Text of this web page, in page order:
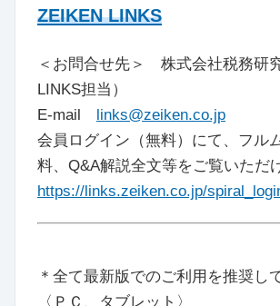
ZEIKEN LINKS
＜お問合せ先＞ 株式会社税務研
LINKS担当）
E-mail links@zeiken.co.jp
会員ログイン（無料）にて、フル
料、Q&A解説全文等をご覧いただ
https://links.zeiken.co.jp/
＊全て最新版でのご利用を推奨し
〈ＰＣ、タブレット〉